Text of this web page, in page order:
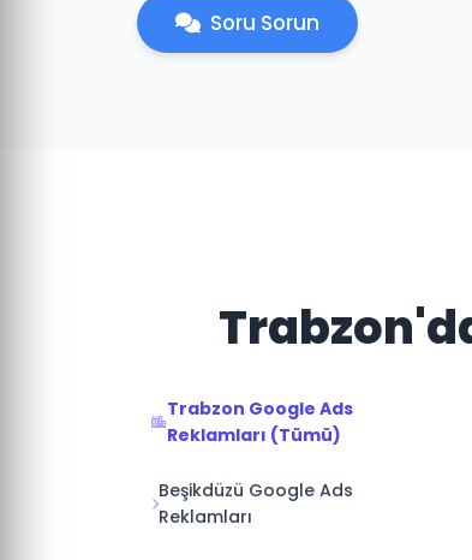
Soru Sorun
Trabzon Google Ads
Reklamları (Tümü)
Beşikdüzü Google Ads
Reklamları